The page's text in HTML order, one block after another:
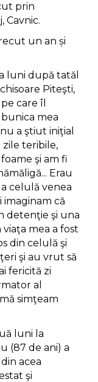
prin
Cavnic.
un an și
luni după tatăl
Piteşti,
care îl
mea
a ştiut iniţial
zile teribile,
şi am fi
Erau
celulă venea
imaginam că
detenţie şi una
mea a fost
din celulă şi
şi au vrut să
fericită zi
al
simţeam
luni la
(87 de ani) a
acea
şi